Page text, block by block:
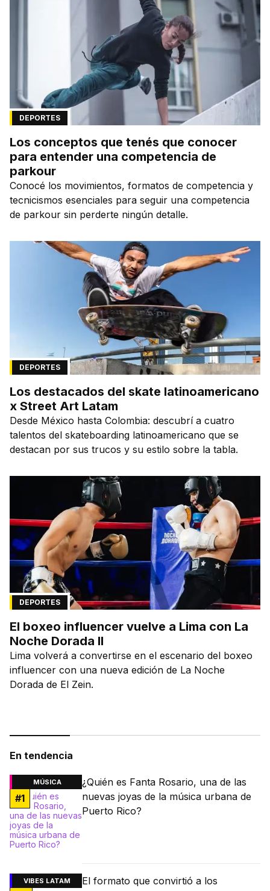
DEPORTES
Los conceptos que tenés que conocer
para entender una competencia de
parkour
Conocé los movimientos, formatos de competencia y
tecnicismos esenciales para seguir una competencia
de parkour sin perderte ningún detalle.
DEPORTES
Los destacados del skate latinoamericano
x Street Art Latam
Desde México hasta Colombia: descubrí a cuatro
talentos del skateboarding latinoamericano que se
destacan por sus trucos y su estilo sobre la tabla.
DEPORTES
El boxeo influencer vuelve a Lima con La
Noche Dorada II
Lima volverá a convertirse en el escenario del boxeo
influencer con una nueva edición de La Noche
Dorada de El Zein.
En tendencia
MÚSICA
#1
¿Quién es Fanta Rosario, una de las
nuevas joyas de la música urbana de
Puerto Rico?
VIBES LATAM
El formato que convirtió a los